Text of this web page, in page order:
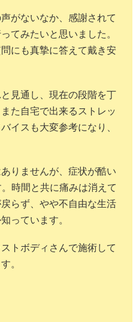
がないなか、感謝されて
てみたいと思いました。
にも真摯に答えて戴き安
見通し、現在の段階を丁
た自宅で出来るストレッ
イスも大変参考になり、
りませんが、症状が酷い
時間と共に痛みは消えて
らず、やや不自由な生活
っています。
トボディさんで施術して
。